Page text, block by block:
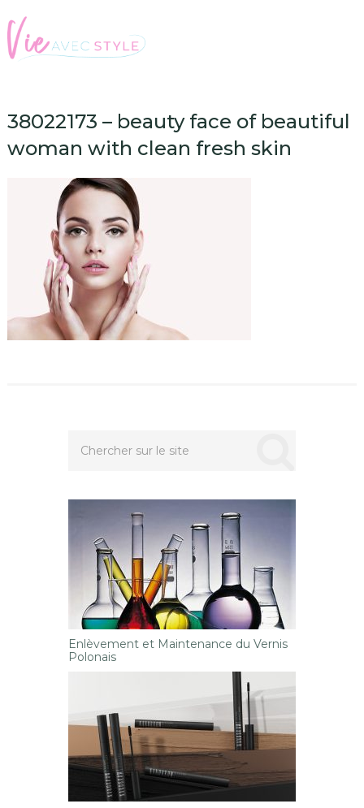
38022173 – beauty face of beautiful
woman with clean fresh skin
Enlèvement et Maintenance du Vernis
Polonais